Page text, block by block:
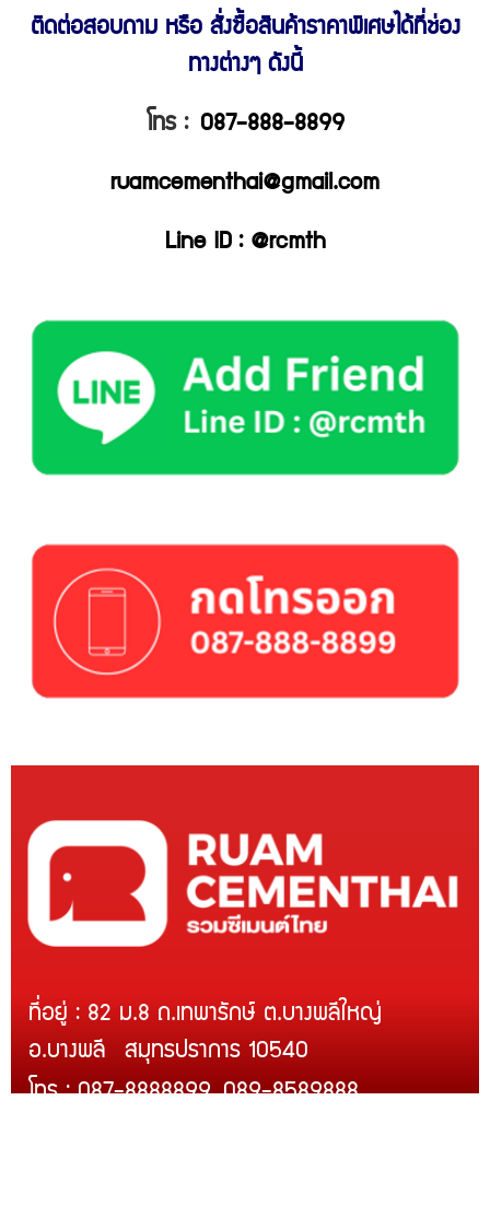
ติดต่อสอบถาม หรือ สั่งซื้อสินค้าราคาพิเศษได้ที่ช่อง
ทางต่างๆ ดังนี้
โทร : 087-888-8899
ruamcementhai@gmail.com
Line ID : @rcmth
ที่อยู่ : 82 ม.8 ถ.เทพารักษ์ ต.บางพลีใหญ่
อ.บางพลี สมุทรปราการ 10540
โทร : 087-8888899, 089-8589888